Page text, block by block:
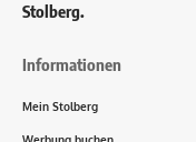
Stolberg.
Informationen
Mein Stolberg